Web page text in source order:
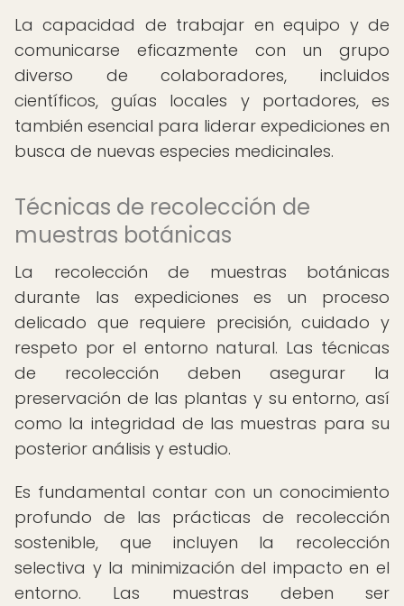
La capacidad de trabajar en equipo y de
comunicarse eficazmente con un grupo
diverso de colaboradores, incluidos
científicos, guías locales y portadores, es
también esencial para liderar expediciones en
busca de nuevas especies medicinales.
Técnicas de recolección de
muestras botánicas
La recolección de muestras botánicas
durante las expediciones es un proceso
delicado que requiere precisión, cuidado y
respeto por el entorno natural. Las técnicas
de recolección deben asegurar la
preservación de las plantas y su entorno, así
como la integridad de las muestras para su
posterior análisis y estudio.
Es fundamental contar con un conocimiento
profundo de las prácticas de recolección
sostenible, que incluyen la recolección
selectiva y la minimización del impacto en el
entorno. Las muestras deben ser